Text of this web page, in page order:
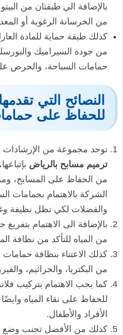
بالإضافة الي طبقتان من
من الخرسانة الرغوية أو
كذلك طبقة حماية للمادة
من جودة السيراميك
حمامات السباحة، والحرص
النصائح التي
للحفاظ على
توجد مجموعة من الإرشادات
ترميم مسابح بالرياض
من الحفاظ على المسابح،
الشركة بالاهتمام بحمامات
والفضلات لكي تظل نظيفة
بالإضافة الى الاهتمام
من المياه للتأكد من نظافة
كذلك الاعتناء بنظافة
من البكتريا، والجراثيم،
كما يجب الاهتمام بتركيب
للحفاظ على نقاء المياه
الأفراد والأطفال.
كذلك من الأفضل تجنب وضع